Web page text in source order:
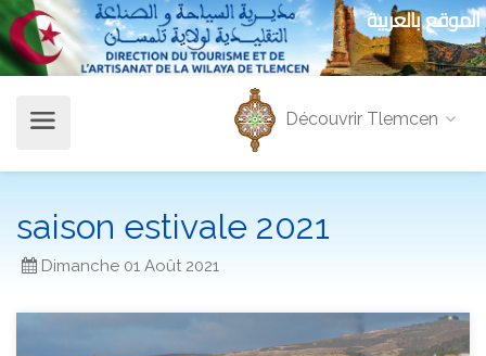
الموقع بالعربية
Découvrir Tlemcen
saison estivale 2021
Dimanche 01 Août 2021